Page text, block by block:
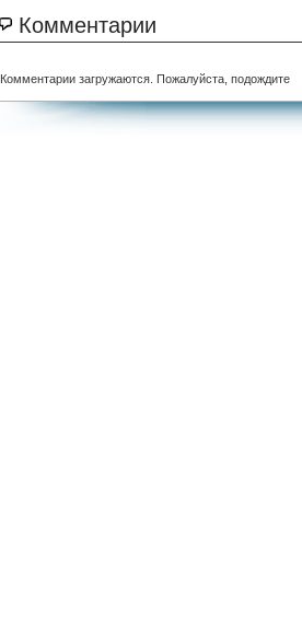
Комментарии
Комментарии загружаются. Пожалуйста, подождите